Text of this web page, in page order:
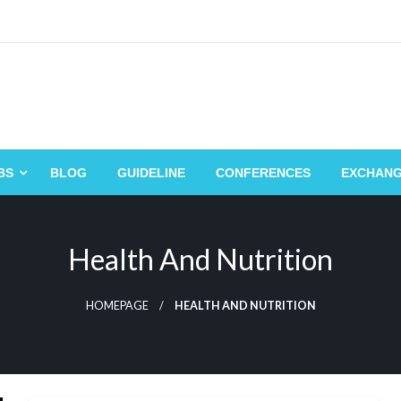
BLOG GUIDELINE CONFERENCES
Health And Nutrition
HOMEPAGE HEALTH AND NUTRITION